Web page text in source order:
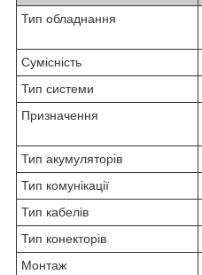
Тип обладнання
Сумісність
Тип системи
Призначення
Тип акумуляторів
Тип комунікації
Тип кабелів
Тип конекторів
Монтаж